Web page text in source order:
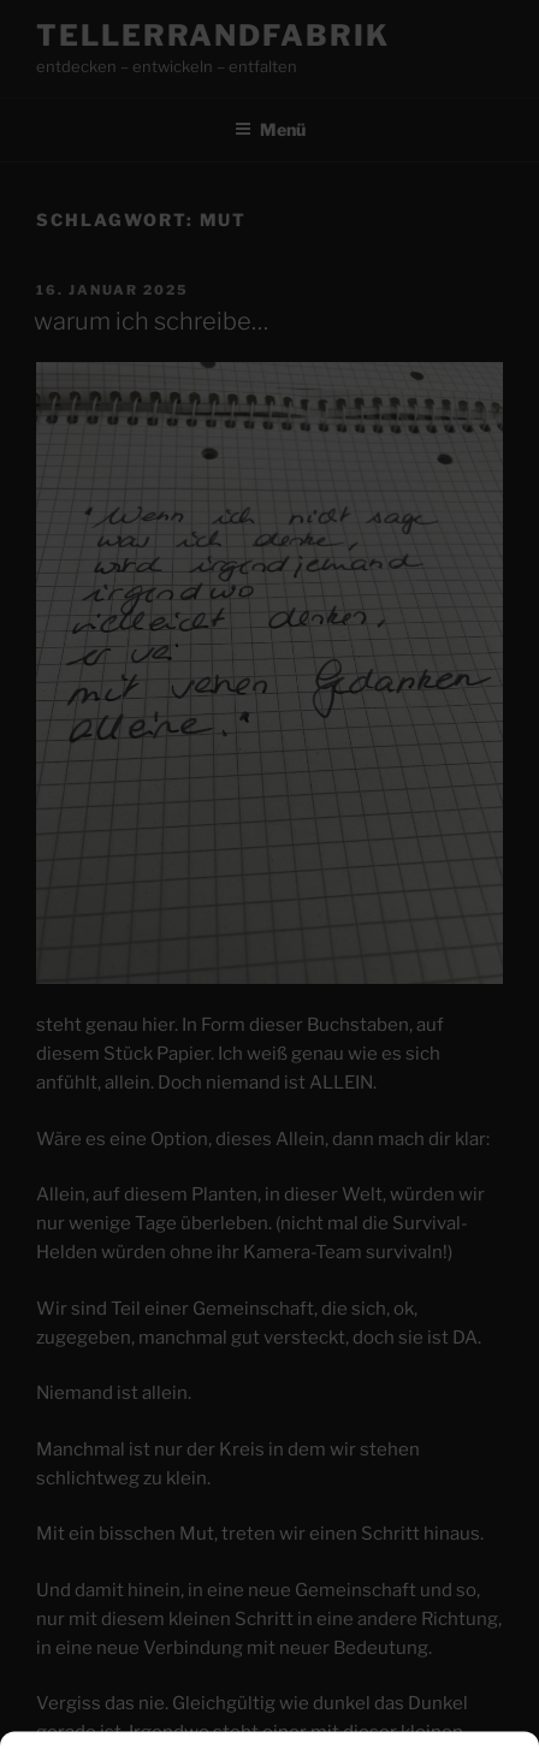
Inhalt
springen
TELLERRANDFABRIK
entdecken – entwickeln – entfalten
Menü
SCHLAGWORT: MUT
VERÖFFENTLICHT
16. JANUAR 2025
warum ich schreibe…
steht genau hier. In Form dieser Buchstaben, auf
diesem Stück Papier. Ich weiß genau wie es sich
anfühlt, allein. Doch niemand ist ALLEIN.
Wäre es eine Option, dieses Allein, dann mach dir klar:
Allein, auf diesem Planten, in dieser Welt, würden wir
nur wenige Tage überleben. (nicht mal die Survival-
Helden würden ohne ihr Kamera-Team survivaln!)
Wir sind Teil einer Gemeinschaft, die sich, ok,
zugegeben, manchmal gut versteckt, doch sie ist DA.
Niemand ist allein.
Manchmal ist nur der Kreis in dem wir stehen
schlichtweg zu klein.
Mit ein bisschen Mut, treten wir einen Schritt hinaus.
Und damit hinein, in eine neue Gemeinschaft und so,
nur mit diesem kleinen Schritt in eine andere Richtung,
in eine neue Verbindung mit neuer Bedeutung.
Vergiss das nie. Gleichgültig wie dunkel das Dunkel
gerade ist. Irgendwo steht einer mit dieser kleinen